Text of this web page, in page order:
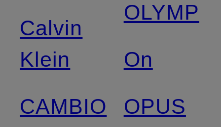
Calvin
Klein
CAMBIO
OLYMP
On
OPUS